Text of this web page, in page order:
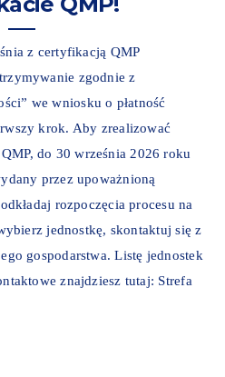
z certyfikacją QMP
zgodnie z
we wniosku o płatność
krok. Aby zrealizować
do 30 września 2026 roku
przez upoważnioną
rozpoczęcia procesu na
jednostkę, skontaktuj się z
gospodarstwa. Listę jednostek
znajdziesz tutaj: Strefa